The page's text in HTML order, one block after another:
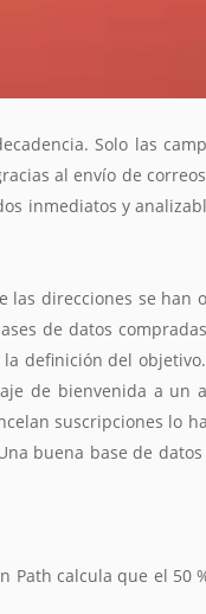
Solo las
al envío de
inmediatos y
las direcciones se han
de datos
definición del
de bienvenida a un
suscripciones lo
buena base de
Path calcula que el 50